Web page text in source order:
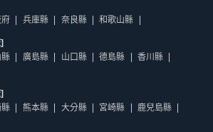
兵庫縣 奈良縣 和歌山縣
縣 廣島縣 山口縣 德島縣
香川縣
熊本縣 大分縣 宮崎縣
鹿兒島縣